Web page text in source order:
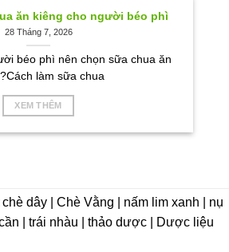
ăn kiêng cho người béo phì
28 Tháng 7, 2026
béo phì nên chọn sữa chua ăn
làm sữa chua
XEM THÊM
dây | Chè Vằng | nấm lim xanh | nụ
| trái nhàu | thảo dược | Dược liệu